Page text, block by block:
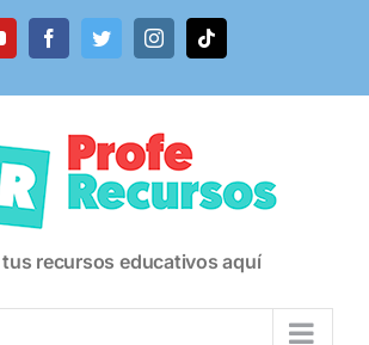
FacebookTwitterInstagramTiktok
tus recursos educativos aquí